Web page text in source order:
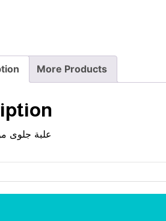
More Products
علبة جلوى مولد 20